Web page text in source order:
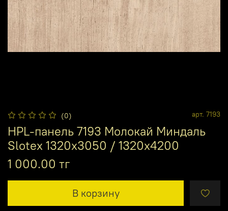
(0) арт. 7193
HPL-панель 7193 Молокай Миндаль
Slotex 1320х3050 / 1320х4200
1 000.00 тг
В корзину